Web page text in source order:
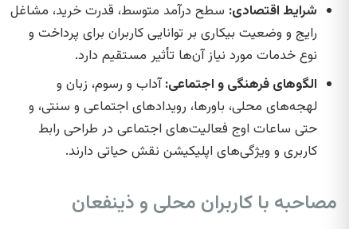
شرایط اقتصادی: سطح درآمد متوسط، قدرت خرید، مشاغل
رایج و وضعیت بیکاری بر توانایی کاربران برای پرداخت و
نوع خدمات مورد نیاز آن‌ها تأثیر مستقیم دارد.
الگوهای فرهنگی و اجتماعی:آداب و رسوم، زبان و
لهجه‌های محلی، باورها، رویدادهای اجتماعی و سنتی، و
حتی ساعات اوج فعالیت‌های اجتماعی در طراحی رابط
کاربری و ویژگی‌های اپلیکیشن نقش حیاتی دارند.
مصاحبه با کاربران محلی و ذینفعان